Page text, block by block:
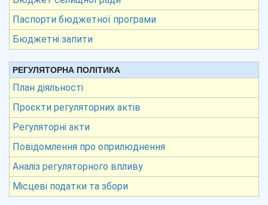
Паспорти бюджетної програми
Бюджетні запити
РЕГУЛЯТОРНА ПОЛІТИКА
План діяльності
Проєкти регуляторних актів
Регуляторні акти
Повідомлення про оприлюднення
Аналіз регуляторного впливу
Місцеві податки та збори